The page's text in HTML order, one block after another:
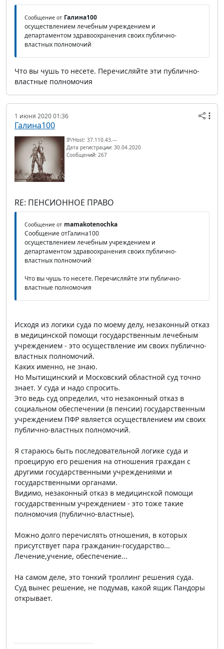
Сообщение от Галина100
осуществлением лечебным учреждением и
департаментом здравоохранения своих публично-
властных полномочий
Что вы чушь то несете. Перечисляйте эти публично-
властные полномочия
1 июня 2020 01:36
Галина100
IP/Host: 37.110.43.---
Дата регистрации: 30.04.2020
Сообщений: 267
RE: ПЕНСИОННОЕ ПРАВО
Сообщение от mamakotenochka
Сообщение отГалина100
осуществлением лечебным учреждением и
департаментом здравоохранения своих публично-
властных полномочий
Что вы чушь то несете. Перечисляйте эти публично-
властные полномочия
Исходя из логики суда по моему делу, незаконный отказ
в медицинской помощи государственным лечебным
учреждением - это осуществление им своих публично-
властных полномочий.
Каких именно, не знаю.
Но Мытищинский и Московский областной суд точно
знает. У суда и надо спросить.
Это ведь суд определил, что незаконный отказ в
социальном обеспечении (в пенсии) государственным
учреждением ПФР является осуществлением им своих
публично-властных полномочий.
Я стараюсь быть последовательной логике суда и
проецирую его решения на отношения граждан с
другими государственными учреждениями и
государственными органами.
Видимо, незаконный отказ в медицинской помощи
государственным учреждением - это тоже такие
полномочия (публично-властные).
Можно долго перечислять отношения, в которых
присутствует пара гражданин-государство...
Лечение,учение, обеспечение...
На самом деле, это тонкий троллинг решения суда.
Суд вынес решение, не подумав, какой ящик Пандоры
открывает.